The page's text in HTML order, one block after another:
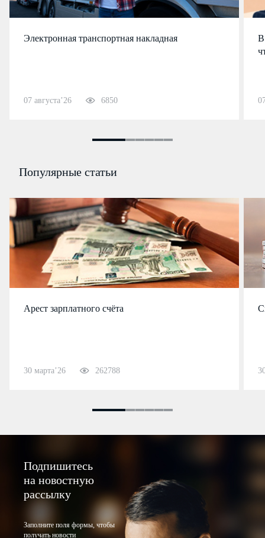
Электронная транспортная накладная
07 августа’26 6850
В
Популярные статьи
Арест зарплатного счёта
30 марта’26 262788
Подпишитесь
на новостную
рассылку
Заполните поля формы, чтобы
получать новости